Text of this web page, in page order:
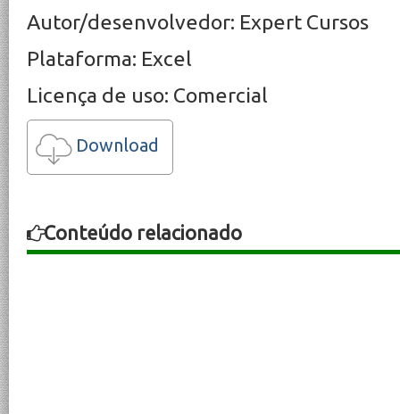
Autor/desenvolvedor: Expert Cursos
Plataforma: Excel
Licença de uso: Comercial
Download
Conteúdo relacionado